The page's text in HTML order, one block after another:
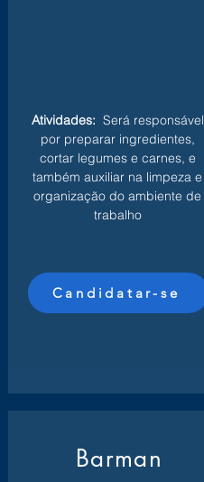
Atividades: Será responsável
por preparar ingredientes,
cortar legumes e carnes, e
também auxiliar na limpeza e
organização do ambiente de
trabalho
Candidatar-se
Barman